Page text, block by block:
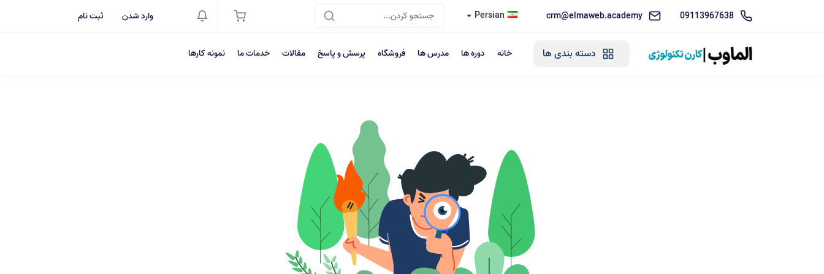
09113967638
crm@elmaweb.academy
Persian وارد شدن ثبت نام
دسته بندی ها خانه دوره ها مدرس ها فروشگاه پرسش و پاسخ مقالات خدمات ما نمونه کارها